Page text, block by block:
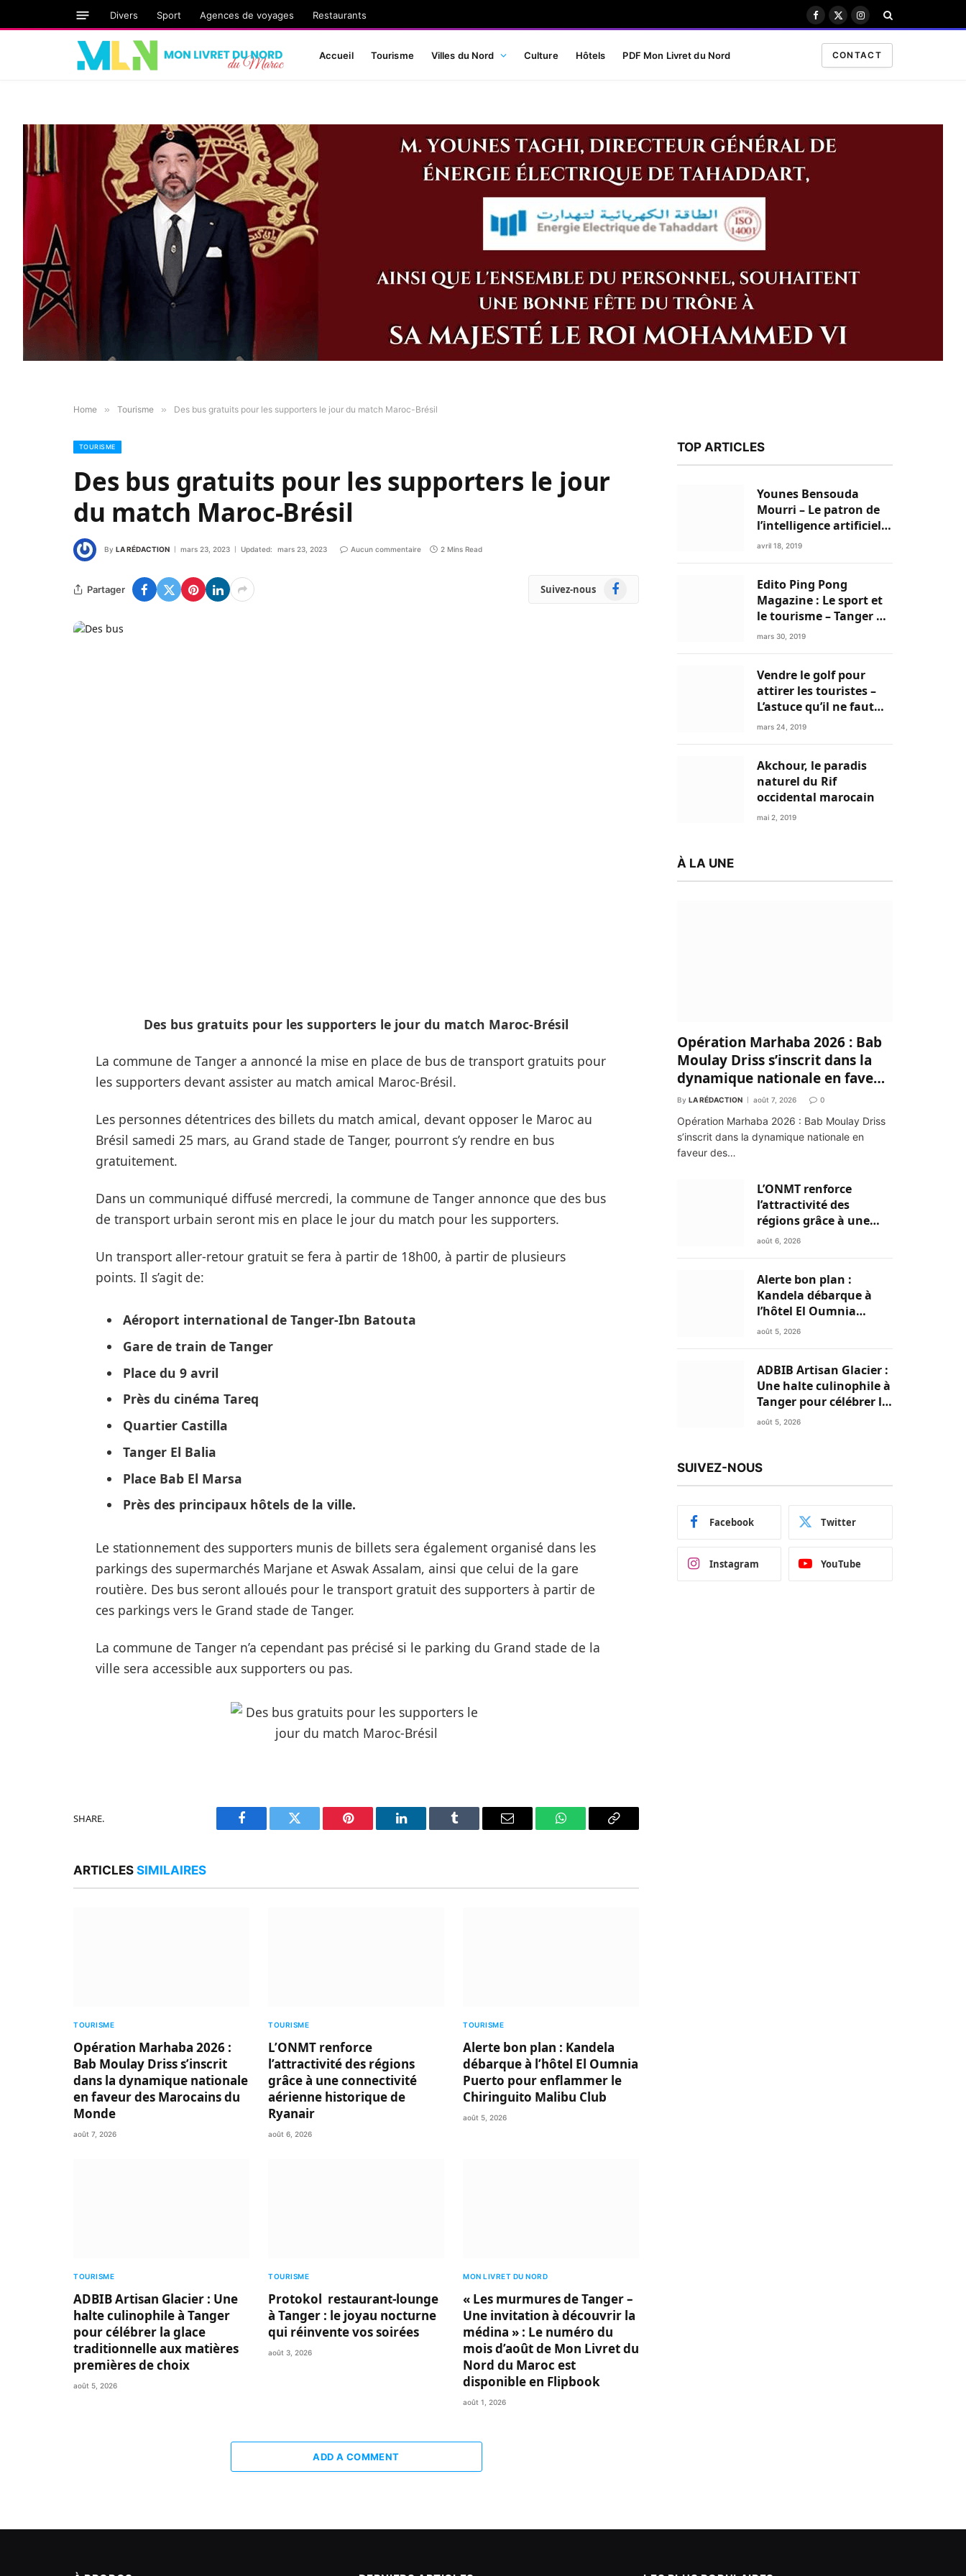
Divers Sport Agences de voyages Restaurants Facebook
X
Instagram
Accueil Tourisme Villes du Nord Culture Hôtels PDF Mon Livret du Nord CONTACT
Home » Tourisme » Des bus gratuits pour les supporters le jour du match Maroc-Brésil
TOURISME
Des bus gratuits pour les supporters le jour
du match Maroc-Brésil
By LA RÉDACTION mars 23, 2023 Updated: mars 23, 2023 Aucun commentaire 2 Mins Read
Partager Suivez-nous Facebook
Des bus gratuits pour les supporters le jour du match Maroc-Brésil
La commune de Tanger a annoncé la mise en place de bus de transport gratuits pour
les supporters devant assister au match amical Maroc-Brésil.
Les personnes détentrices des billets du match amical, devant opposer le Maroc au
Brésil samedi 25 mars, au Grand stade de Tanger, pourront s’y rendre en bus
gratuitement.
Dans un communiqué diffusé mercredi, la commune de Tanger annonce que des bus
de transport urbain seront mis en place le jour du match pour les supporters.
Un transport aller-retour gratuit se fera à partir de 18h00, à partir de plusieurs
points. Il s’agit de:
Aéroport international de Tanger-Ibn Batouta
Gare de train de Tanger
Place du 9 avril
Près du cinéma Tareq
Quartier Castilla
Tanger El Balia
Place Bab El Marsa
Près des principaux hôtels de la ville.
Le stationnement des supporters munis de billets sera également organisé dans les
parkings des supermarchés Marjane et Aswak Assalam, ainsi que celui de la gare
routière. Des bus seront alloués pour le transport gratuit des supporters à partir de
ces parkings vers le Grand stade de Tanger.
La commune de Tanger n’a cependant pas précisé si le parking du Grand stade de la
ville sera accessible aux supporters ou pas.
SHARE.
Facebook Twitter Pinterest LinkedIn Tumblr Email WhatsAppCopy
ARTICLES SIMILAIRES
TOURISME
Opération Marhaba 2026 :
Bab Moulay Driss s’inscrit
dans la dynamique nationale
en faveur des Marocains du
Monde
août 7, 2026
TOURISME
L’ONMT renforce
l’attractivité des régions
grâce à une connectivité
aérienne historique de
Ryanair
août 6, 2026
TOURISME
Alerte bon plan : Kandela
débarque à l’hôtel El Oumnia
Puerto pour enflammer le
Chiringuito Malibu Club
août 5, 2026
TOURISME
ADBIB Artisan Glacier : Une
halte culinophile à Tanger
pour célébrer la glace
traditionnelle aux matières
premières de choix
août 5, 2026
TOURISME
Protokol restaurant-lounge
à Tanger : le joyau nocturne
qui réinvente vos soirées
août 3, 2026
MON LIVRET DU NORD
« Les murmures de Tanger –
Une invitation à découvrir la
médina » : Le numéro du
mois d’août de Mon Livret du
Nord du Maroc est
disponible en Flipbook
août 1, 2026
ADD A COMMENT
TOP ARTICLES
Younes Bensouda
Mourri – Le patron de
l’intelligence artificielle
est un Marocain
avril 18, 2019
Edito Ping Pong
Magazine : Le sport et
le tourisme – Tanger a
tout pour réussir!
mars 30, 2019
Vendre le golf pour
attirer les touristes –
L’astuce qu’il ne faut
plus négliger
mars 24, 2019
Akchour, le paradis
naturel du Rif
occidental marocain
mai 2, 2019
À LA UNE
Opération Marhaba 2026 : Bab
Moulay Driss s’inscrit dans la
dynamique nationale en faveur
des Marocains du Monde
By LA RÉDACTION août 7, 2026 0
Opération Marhaba 2026 : Bab Moulay Driss
s’inscrit dans la dynamique nationale en
faveur des…
L’ONMT renforce
l’attractivité des
régions grâce à une
connectivité aérienne
août 6, 2026
Alerte bon plan :
Kandela débarque à
l’hôtel El Oumnia
Puerto pour enflammer
août 5, 2026
ADBIB Artisan Glacier :
Une halte culinophile à
Tanger pour célébrer la
glace traditionnelle
août 5, 2026
SUIVEZ-NOUS
Facebook Twitter
Instagram YouTube